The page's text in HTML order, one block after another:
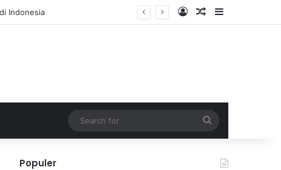
Log InRandom Article
Sidebar
for
Populer